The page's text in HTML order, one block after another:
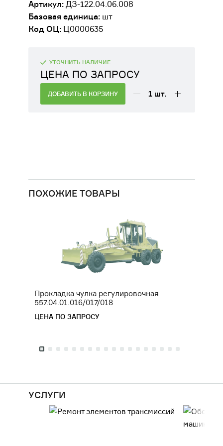
ДВИГАТЕЛИ
ОБОРУДОВАНИЕ ДЛЯ КАБИН
СЕЛЬСКОХОЗЯЙСТВЕННОЕ
Артикул:ДЗ-122.04.06.008
Базовая единица:шт
Код ОЦ:Ц0000635
УТОЧНИТЬ НАЛИЧИЕ
ЦЕНА ПО ЗАПРОСУ
ДОБАВИТЬ В КОРЗИНУ 1 шт.
ПОХОЖИЕ ТОВАРЫ
Прокладка чулка регулировочная
557.04.01.016/017/018
ЦЕНА ПО ЗАПРОСУ
УСЛУГИ